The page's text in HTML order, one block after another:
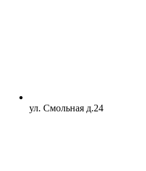
ул. Смольная д.24